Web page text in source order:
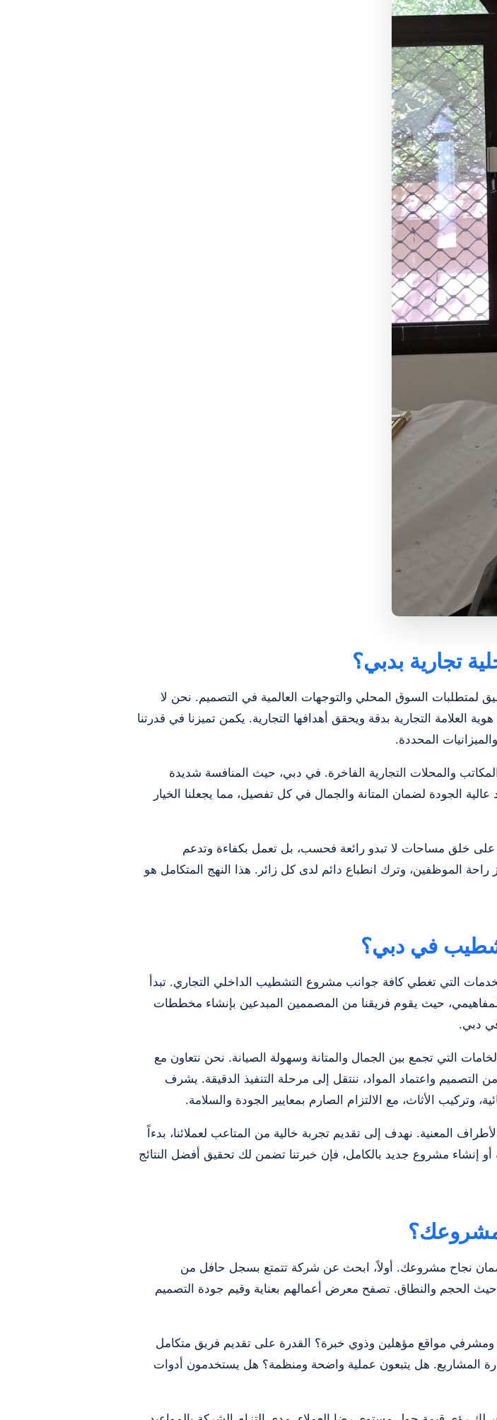
تجارية بدبي؟
لمتطلبات السوق المحلي والتوجهات العالمية في التصميم. نحن لا
التجارية بدقة ويحقق أهدافها التجارية. يكمن تميزنا في قدرتنا
المحددة.
والمحلات التجارية الفاخرة. في دبي، حيث المنافسة شديدة
عالية الجودة لضمان المتانة والجمال في كل تفصيل، مما يجعلنا الخيار
على خلق مساحات لا تبدو رائعة فحسب، بل تعمل بكفاءة وتدعم
راحة الموظفين، وترك انطباع دائم لدى كل زائر. هذا النهج المتكامل هو
في دبي؟
التي تغطي كافة جوانب مشروع التشطيب الداخلي التجاري. تبدأ
المفاهيمي، حيث يقوم فريقنا من المصممين المبدعين بإنشاء مخططات
في دبي.
التي تجمع بين الجمال والمتانة وسهولة الصيانة. نحن نتعاون مع
واعتماد المواد، ننتقل إلى مرحلة التنفيذ الدقيقة. يشرف
وتركيب الأثاث، مع الالتزام الصارم بمعايير الجودة والسلامة.
المعنية. نهدف إلى تقديم تجربة خالية من المتاعب لعملائنا، بدءاً
إنشاء مشروع جديد بالكامل، فإن خبرتنا تضمن لك تحقيق أفضل النتائج
نجاح مشروعك. أولاً، ابحث عن شركة تتمتع بسجل حافل من
الحجم والنطاق. تصفح معرض أعمالهم بعناية وقيم جودة التصميم
مواقع مؤهلين وذوي خبرة؟ القدرة على تقديم فريق متكامل
المشاريع. هل يتبعون عملية واضحة ومنظمة؟ هل يستخدمون أدوات